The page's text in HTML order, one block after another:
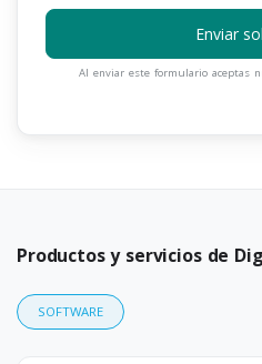
Al enviar este formulario aceptas
Enviar
Productos y servicios de
SOFTWARE